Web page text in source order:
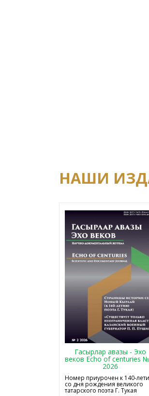
НАШИ
Гасырлар авазы - Эхо
веков Echo of centuries
2026
Номер приурочен к 140-
со дня рождения великого
татарского поэта Г. Тукая